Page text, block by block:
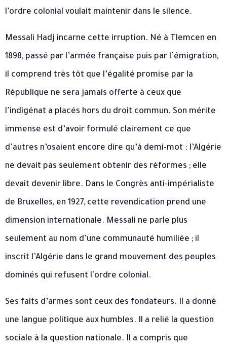
l’ordre colonial voulait maintenir dans le silence.
Messali Hadj incarne cette irruption. Né à Tlemcen en
1898, passé par l’armée française puis par l’émigration,
il comprend très tôt que l’égalité promise par la
République ne sera jamais offerte à ceux que
l’indigénat a placés hors du droit commun. Son mérite
immense est d’avoir formulé clairement ce que
d’autres n’osaient encore dire qu’à demi-mot : l’Algérie
ne devait pas seulement obtenir des réformes ; elle
devait devenir libre. Dans le Congrès anti-impérialiste
de Bruxelles, en 1927, cette revendication prend une
dimension internationale. Messali ne parle plus
seulement au nom d’une communauté humiliée ; il
inscrit l’Algérie dans le grand mouvement des peuples
dominés qui refusent l’ordre colonial.
Ses faits d’armes sont ceux des fondateurs. Il a donné
une langue politique aux humbles. Il a relié la question
sociale à la question nationale. Il a compris que